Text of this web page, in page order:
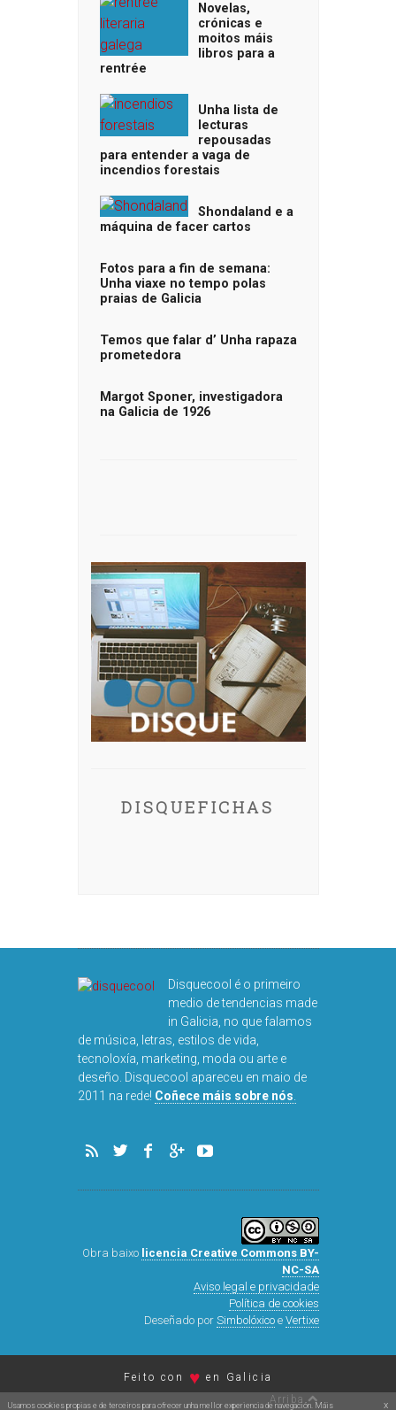
Novelas,
crónicas e
moitos máis
libros para a
rentrée
Unha lista de
lecturas
repousadas
para entender a vaga de
incendios forestais
Shondaland e a
máquina de facer cartos
Fotos para a fin de semana:
Unha viaxe no tempo polas
praias de Galicia
Temos que falar d’ Unha rapaza
prometedora
Margot Sponer, investigadora
na Galicia de 1926
DISQUEFICHAS
Disquecool é o primeiro
medio de tendencias made
in Galicia, no que falamos
de música, letras, estilos de vida,
tecnoloxía, marketing, moda ou arte e
deseño. Disquecool apareceu en maio de
2011 na rede! Coñece máis sobre nós
Obra baixo licencia Creative Commons BY-
NC-SA
Aviso legal e privacidade
Política de cookies
Deseñado por Simbolóxicoe Vertixe
Feito con ♥ en Galicia
Arriba
Usamos cookies propias e de terceiros para ofrecer unha mellor experiencia de navegación. Máis x